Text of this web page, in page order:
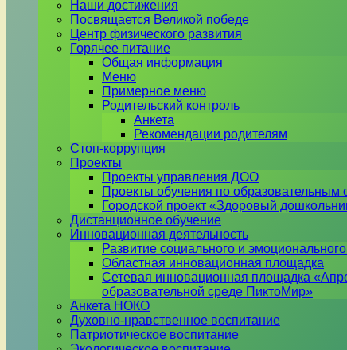
Наши достижения
Посвящается Великой победе
Центр физического развития
Горячее питание
Общая информация
Меню
Примерное меню
Родительский контроль
Анкета
Рекомендации родителям
Стоп-коррупция
Проекты
Проекты управления ДОО
Проекты обучения по образовательным
Городской проект «Здоровый
Дистанционное обучение
Инновационная деятельность
Развитие социального и
Областная инновационная площадка
Сетевая инновационная площадка
образовательной среде ПиктоМир»
Анкета НОКО
Духовно-нравственное воспитание
Патриотическое воспитание